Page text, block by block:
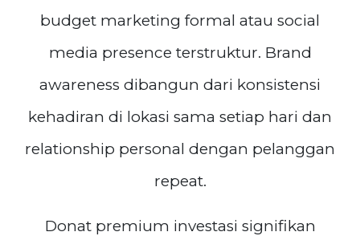
budget marketing formal atau social
media presence terstruktur. Brand
awareness dibangun dari konsistensi
kehadiran di lokasi sama setiap hari dan
relationship personal dengan pelanggan
repeat.
Donat premium investasi signifikan